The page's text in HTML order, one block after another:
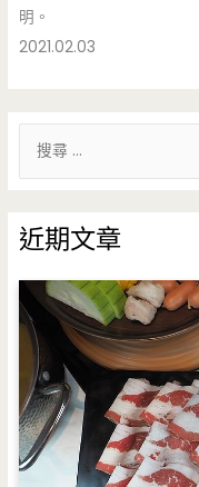
明。
2021.02.03
鍵
字
:
近期文章